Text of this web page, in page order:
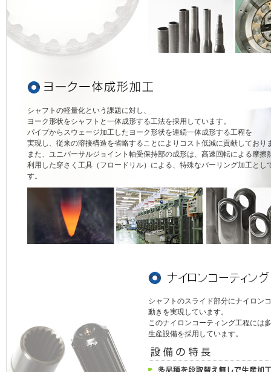
シャフトの軽量化という課題に対し、
ヨーク形状をシャフトと一体成形する工法を採用しています。
パイプからスウェージ加工したヨーク形状を連続一体成形する工程を
実現し、従来の溶接構造を省略することによりコスト低減に貢献しており
また、ユニバーサルジョイント軸受保持部の成形は、高速回転による摩擦
利用した穿さく工具（フロードリル）による、特殊なバーリング加工とし
す。
シャフトのスライド部分にナイロン
動きを実現しています。
このナイロンコーティング工程には
生産設備を採用しています。